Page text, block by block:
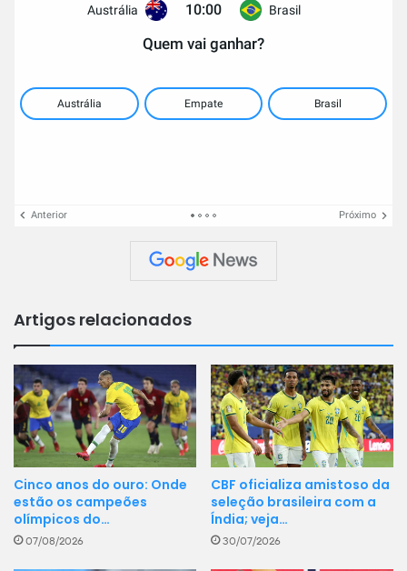
Austrália 10:00 Brasil
Quem vai ganhar?
Austrália Empate Brasil
Anterior Próximo
Artigos relacionados
Cinco anos do ouro: Onde
estão os campeões
olímpicos do…
07/08/2026
CBF oficializa amistoso da
seleção brasileira com a
Índia; veja…
30/07/2026